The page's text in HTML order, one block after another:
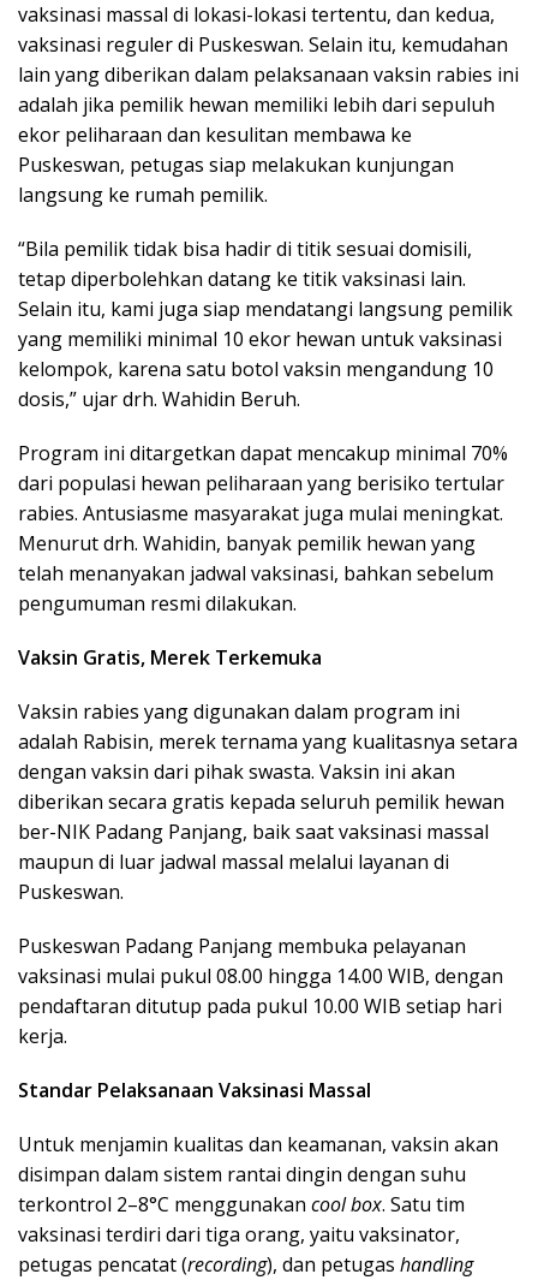
vaksinasi massal di lokasi-lokasi tertentu, dan kedua,
vaksinasi reguler di Puskeswan. Selain itu, kemudahan
lain yang diberikan dalam pelaksanaan vaksin rabies ini
adalah jika pemilik hewan memiliki lebih dari sepuluh
ekor peliharaan dan kesulitan membawa ke
Puskeswan, petugas siap melakukan kunjungan
langsung ke rumah pemilik.
“Bila pemilik tidak bisa hadir di titik sesuai domisili,
tetap diperbolehkan datang ke titik vaksinasi lain.
Selain itu, kami juga siap mendatangi langsung pemilik
yang memiliki minimal 10 ekor hewan untuk vaksinasi
kelompok, karena satu botol vaksin mengandung 10
dosis,” ujar drh. Wahidin Beruh.
Program ini ditargetkan dapat mencakup minimal 70%
dari populasi hewan peliharaan yang berisiko tertular
rabies. Antusiasme masyarakat juga mulai meningkat.
Menurut drh. Wahidin, banyak pemilik hewan yang
telah menanyakan jadwal vaksinasi, bahkan sebelum
pengumuman resmi dilakukan.
Vaksin Gratis, Merek Terkemuka
Vaksin rabies yang digunakan dalam program ini
adalah Rabisin, merek ternama yang kualitasnya setara
dengan vaksin dari pihak swasta. Vaksin ini akan
diberikan secara gratis kepada seluruh pemilik hewan
ber-NIK Padang Panjang, baik saat vaksinasi massal
maupun di luar jadwal massal melalui layanan di
Puskeswan.
Puskeswan Padang Panjang membuka pelayanan
vaksinasi mulai pukul 08.00 hingga 14.00 WIB, dengan
pendaftaran ditutup pada pukul 10.00 WIB setiap hari
kerja.
Standar Pelaksanaan Vaksinasi Massal
Untuk menjamin kualitas dan keamanan, vaksin akan
disimpan dalam sistem rantai dingin dengan suhu
terkontrol 2–8°C menggunakan cool box. Satu tim
vaksinasi terdiri dari tiga orang, yaitu vaksinator,
petugas pencatat (recording), dan petugas handling